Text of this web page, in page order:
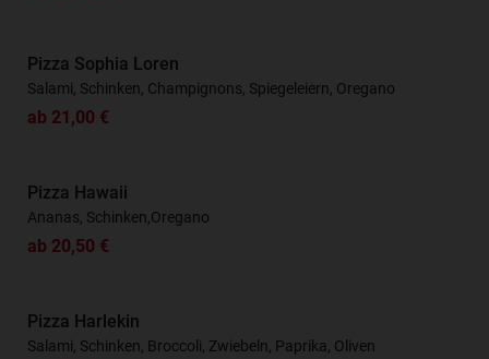
Pizza Sophia Loren
Salami, Schinken, Champignons, Spiegeleiern, Oregano
ab 21,00 €
Pizza Hawaii
Ananas, Schinken,Oregano
ab 20,50 €
Pizza Harlekin
Salami, Schinken, Broccoli, Zwiebeln, Paprika, Oliven